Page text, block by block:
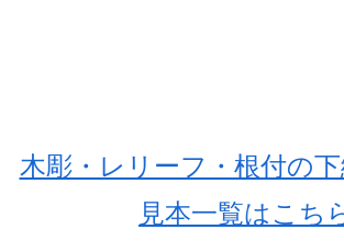
木彫・レリーフ・根付の
見本一覧はこち